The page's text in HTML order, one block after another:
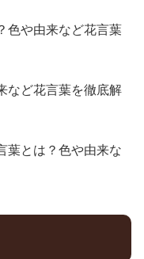
色や由来など花言葉
など花言葉を徹底解
葉とは？色や由来な